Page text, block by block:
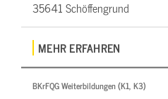
35641 Schöffengrund
MEHR ERFAHREN
BKrFQG Weiterbildungen (K1, K3)